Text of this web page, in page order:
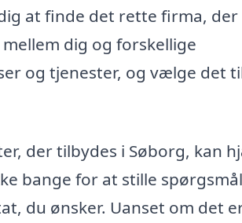
at finde det rette firma, der
dig og forskellige
og tjenester, og vælge det
der tilbydes i Søborg, kan
bange for at stille
du ønsker. Uanset om det